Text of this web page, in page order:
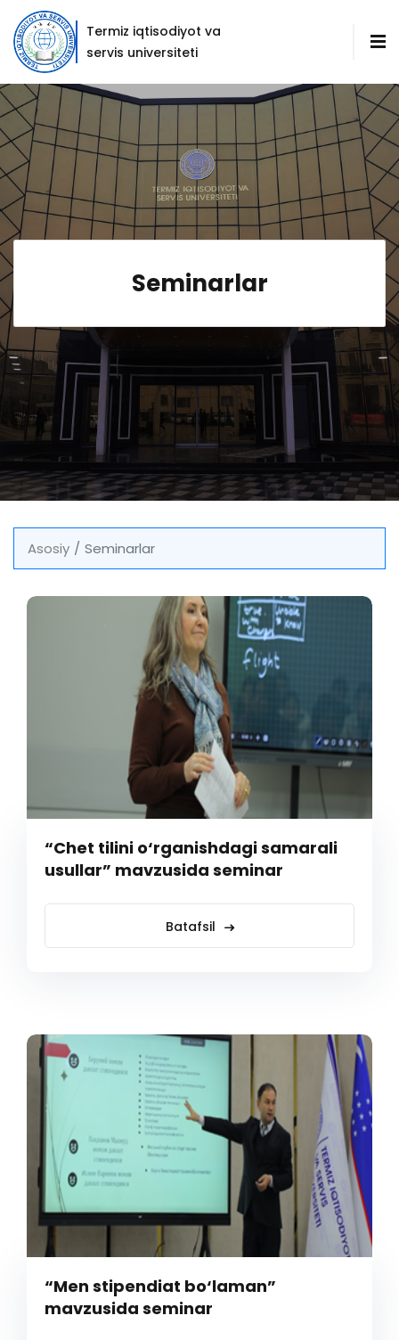
Termiz iqtisodiyot va
servis universiteti
Seminarlar
Asosiy Seminarlar
“Chet tilini o‘rganishdagi samarali
usullar” mavzusida seminar
Batafsil
“Men stipendiat bo‘laman”
mavzusida seminar